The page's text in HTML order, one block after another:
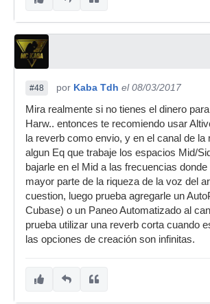
#48 por Kaba Tdh el 08/03/2017
Mira realmente si no tienes el dinero
Harw.. entonces te recomiendo usar
la reverb como envio, y en el canal de la
algun Eq que trabaje los espacios Mid/
bajarle en el Mid a las frecuencias
mayor parte de la riqueza de la voz del
cuestion, luego prueba agregarle un
Cubase) o un Paneo Automatizado al
prueba utilizar una reverb corta cuando
las opciones de creación son infinitas.